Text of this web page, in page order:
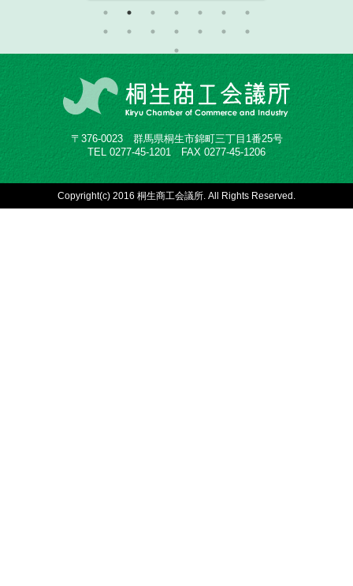
〒376-0023 群馬県桐生市錦町三丁目1番25号
TEL 0277-45-1201 FAX 0277-45-1206
Copyright(c) 2016 桐生商工会議所. All Rights Reserved.